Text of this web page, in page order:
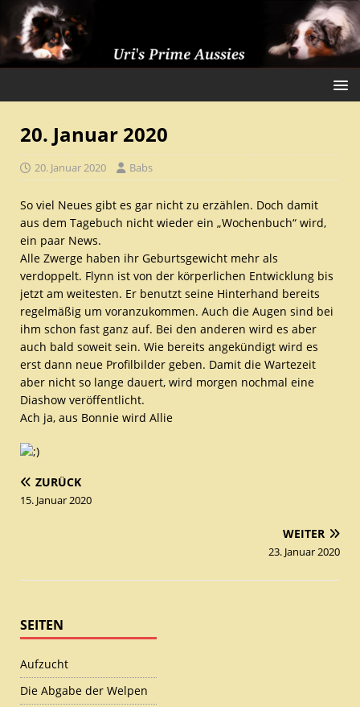
20. Januar 2020
20. Januar 2020 Babs
So viel Neues gibt es gar nicht zu erzählen. Doch damit
aus dem Tagebuch nicht wieder ein „Wochenbuch“ wird,
ein paar News.
Alle Zwerge haben ihr Geburtsgewicht mehr als
verdoppelt. Flynn ist von der körperlichen Entwicklung bis
jetzt am weitesten. Er benutzt seine Hinterhand bereits
regelmäßig um voranzukommen. Auch die Augen sind bei
ihm schon fast ganz auf. Bei den anderen wird es aber
auch bald soweit sein. Wie bereits angekündigt wird es
erst dann neue Profilbilder geben. Damit die Wartezeit
aber nicht so lange dauert, wird morgen nochmal eine
Diashow veröffentlicht.
Ach ja, aus Bonnie wird Allie
ZURÜCK
15. Januar 2020
WEITER
23. Januar 2020
SEITEN
Aufzucht
Die Abgabe der Welpen